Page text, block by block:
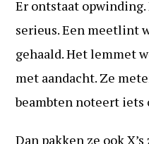
Er ontstaat
serieus. Een meetlint
gehaald. Het lemmet
met aandacht. Ze
beambten noteert iets
Dan pakken ze ook